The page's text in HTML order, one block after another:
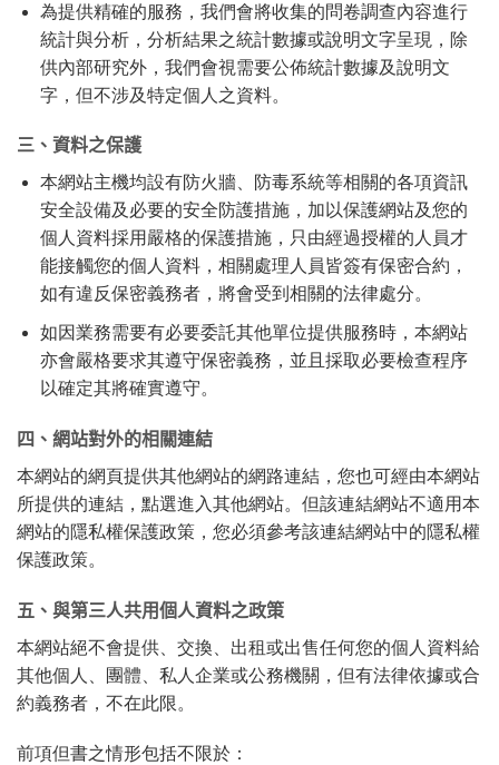
為提供精確的服務，我們會將收集的問卷調查內容進行
統計與分析，分析結果之統計數據或說明文字呈現，除
供內部研究外，我們會視需要公佈統計數據及說明文
字，但不涉及特定個人之資料。
三、資料之保護
本網站主機均設有防火牆、防毒系統等相關的各項資訊
安全設備及必要的安全防護措施，加以保護網站及您的
個人資料採用嚴格的保護措施，只由經過授權的人員才
能接觸您的個人資料，相關處理人員皆簽有保密合約，
如有違反保密義務者，將會受到相關的法律處分。
如因業務需要有必要委託其他單位提供服務時，本網站
亦會嚴格要求其遵守保密義務，並且採取必要檢查程序
以確定其將確實遵守。
四、網站對外的相關連結
本網站的網頁提供其他網站的網路連結，您也可經由本網站
所提供的連結，點選進入其他網站。但該連結網站不適用本
網站的隱私權保護政策，您必須參考該連結網站中的隱私權
保護政策。
五、與第三人共用個人資料之政策
本網站絕不會提供、交換、出租或出售任何您的個人資料給
其他個人、團體、私人企業或公務機關，但有法律依據或合
約義務者，不在此限。
前項但書之情形包括不限於：